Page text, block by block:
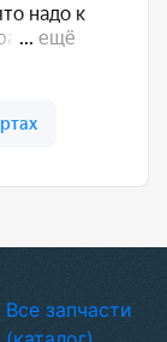
Все запчасти